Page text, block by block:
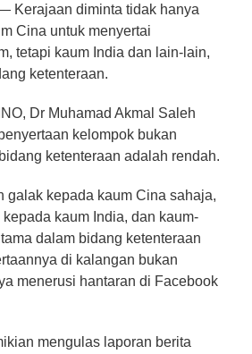
Kerajaan diminta tidak hanya
Cina untuk menyertai
tetapi kaum India dan lain-lain,
ketenteraan.
Dr Muhamad Akmal Saleh
kelompok bukan
ketenteraan adalah rendah.
galak kepada kaum Cina sahaja,
kaum India, dan kaum-
dalam bidang ketenteraan
di kalangan bukan
menerusi hantaran di Facebook
mengulas laporan berita